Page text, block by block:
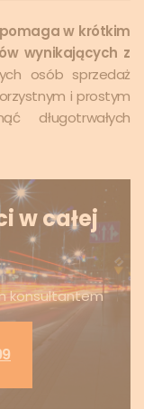
w krótkim
wynikających z
osób sprzedaż
i prostym
długotrwałych
w całej
konsultantem